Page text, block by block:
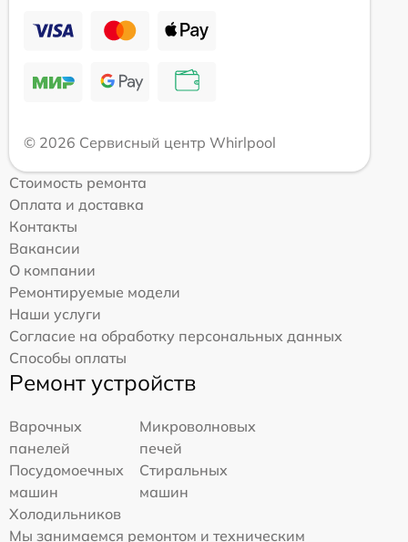
© 2026 Сервисный центр Whirlpool
Стоимость ремонта
Оплата и доставка
Контакты
Вакансии
О компании
Ремонтируемые модели
Наши услуги
Согласие на обработку персональных данных
Способы оплаты
Ремонт устройств
Варочных
панелей
Микроволновых
печей
Посудомоечных
машин
Стиральных
машин
Холодильников
Мы занимаемся ремонтом и техническим